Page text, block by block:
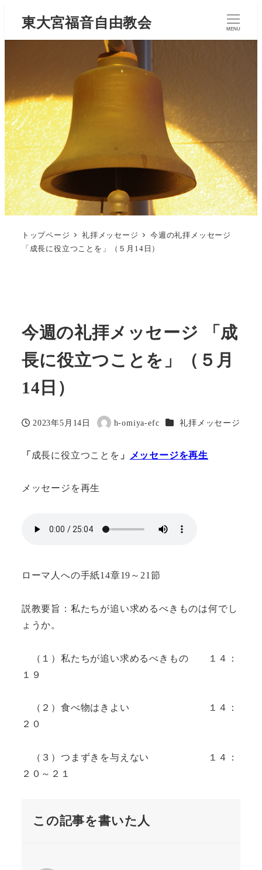
東大宮福音自由教会 MENU
トップページ 礼拝メッセージ
今週の礼拝メッセージ
「成長に役立つことを」（５月14日）
今週の礼拝メッセージ 「成
長に役立つことを」（５月
14日）
投稿日
2023年5月14日
著
h-omiya-efc カテゴリー
礼拝メッセージ
「 成長に役立つことを 」 メッセージを再生
メッセージを再生
ローマ人への手紙14章19～21節
説教要旨：私たちが追い求めるべきものは何でし
ょうか。
（１）私たちが追い求めるべきもの １４：
１９
（２）食べ物はきよい １４：
２０
（３）つまずきを与えない １４：
２０～２１
この記事を書いた人